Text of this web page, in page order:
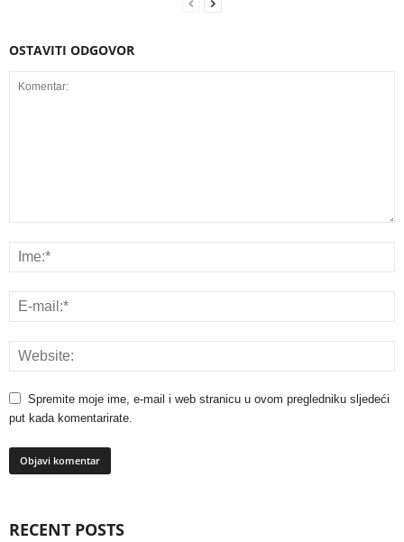
OSTAVITI ODGOVOR
Spremite moje ime, e-mail i web stranicu u ovom pregledniku sljedeći
put kada komentarirate.
RECENT POSTS